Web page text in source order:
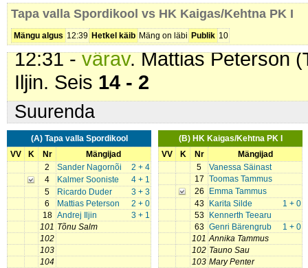
Tapa valla Spordikool vs HK Kaigas/Kehtna PK I
Mängu algus 12:39 Hetkel käib Mäng on läbi Publik 10
11:37 -värav. Andrej Iljin (Tapa
Nagornõi. Seis13 - 2
12:31 -värav. Mattias Peterson (
Iljin. Seis 14 - 2
Suurenda
(A) Tapa valla Spordikool
VV
K Nr
Mängijad
2
2 + 4
Sander Nagornõi
4
4 + 1
Kalmer Sooniste
5
3 + 3
Ricardo Duder
6
2 + 0
Mattias Peterson
18
3 + 1
Andrej Iljin
101 Tõnu Salm
102
103
104
(B) HK Kaigas/Kehtna PK I
VV
K Nr
Mängijad
5
Vanessa Säinast
17 Toomas Tammus
26
Emma Tammus
43
1 + 0
Karita Silde
53
Kennerth Teearu
63
1 + 0
Genri Bärengrub
101 Annika Tammus
102 Tauno Sau
103 Mary Penter